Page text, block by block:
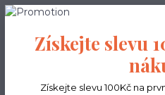
Získejte slevu
Získejte slevu 100Kč na